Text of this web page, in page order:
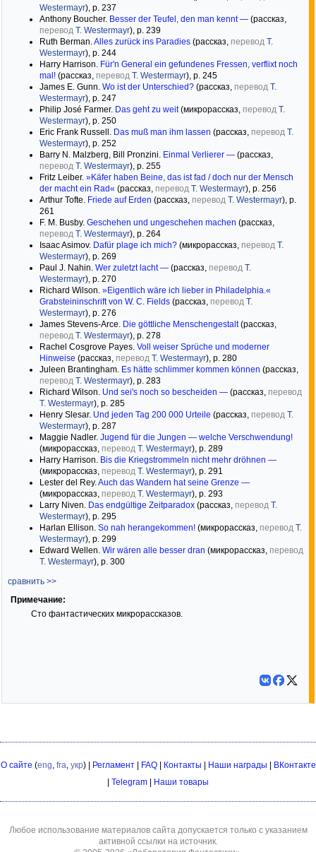
Westermayr), р. 237
Anthony Boucher. Besser der Teufel, den man kennt — (рассказ,
перевод T. Westermayr), р. 239
Ruth Berman.Alles zurück ins Paradies (рассказ, перевод T.
Westermayr), р. 244
Harry Harrison. Für'n General ein gefundenes Fressen, verflixt noch
mal! (рассказ, перевод T. Westermayr), р. 245
James E. Gunn. Wo ist der Unterschied? (рассказ, перевод T.
Westermayr), р. 247
Philip José Farmer. Das geht zu weit(микрорассказ, перевод T.
Westermayr), р. 250
Eric Frank Russell. Das muß man ihm lassen (рассказ, перевод T.
Westermayr), р. 252
Barry N. Malzberg, Bill Pronzini. Einmal Verlierer — (рассказ,
перевод T. Westermayr), р. 255
Fritz Leiber. »Käfer haben Beine, das ist fad / doch nur der Mensch
der macht ein Rad« (рассказ, перевод T. Westermayr), р. 256
Arthur Tofte. Friede auf Erden (рассказ, перевод T. Westermayr), р.
261
F. M. Busby. Geschehen und ungeschehen machen (рассказ,
перевод T. Westermayr), р. 264
Isaac Asimov. Dafür plage ich mich? (микрорассказ, перевод T.
Westermayr), р. 269
Paul J. Nahin. Wer zuletzt lacht — (рассказ, перевод T.
Westermayr), р. 270
Richard Wilson. »Eigentlich wäre ich lieber in Philadelphia.«
Grabsteininschrift von W. C. Fields (рассказ, перевод T.
Westermayr), р. 276
Jаmes Stevens-Arce. Die göttliche Menschengestalt(рассказ,
перевод T. Westermayr), р. 278
Rachel Cosgrove Payes. Voll weiser Sprüche und moderner
Hinweise (рассказ, перевод T. Westermayr), р. 280
Juleen Brantingham. Es hätte schlimmer kommen können (рассказ,
перевод T. Westermayr), р. 283
Richard Wilson. Und sei's noch so bescheiden — (рассказ, перевод
T. Westermayr), р. 285
Henry Slesar. Und jeden Tag 200 000 Urteile (рассказ, перевод T.
Westermayr), р. 287
Maggie Nadler. Jugend für die Jungen — welche Verschwendung!
(микрорассказ, перевод T. Westermayr), р. 289
Harry Harrison. Bis die Kriegstrommeln nicht mehr dröhnen —
(микрорассказ, перевод T. Westermayr), р. 291
Lester del Rey.Auch das Wandern hat seine Grenze —
(микрорассказ, перевод T. Westermayr), р. 293
Larry Niven. Das endgültige Zeitparadox (рассказ, перевод T.
Westermayr), р. 295
Harlan Ellison. So nah herangekommen! (микрорассказ, перевод T.
Westermayr), р. 299
Edward Wellen. Wir wären alle besser dran (микрорассказ, перевод
T. Westermayr), р. 300
сравнить >>
Примечание:
Сто фантастических микрорассказов.
О сайте (eng, fra, укр) | Регламент| FAQ| Контакты Наши награды
ВКонтакте
Telegram Наши товары
Любое использование материалов сайта допускается только с указанием
активной ссылки на источник.